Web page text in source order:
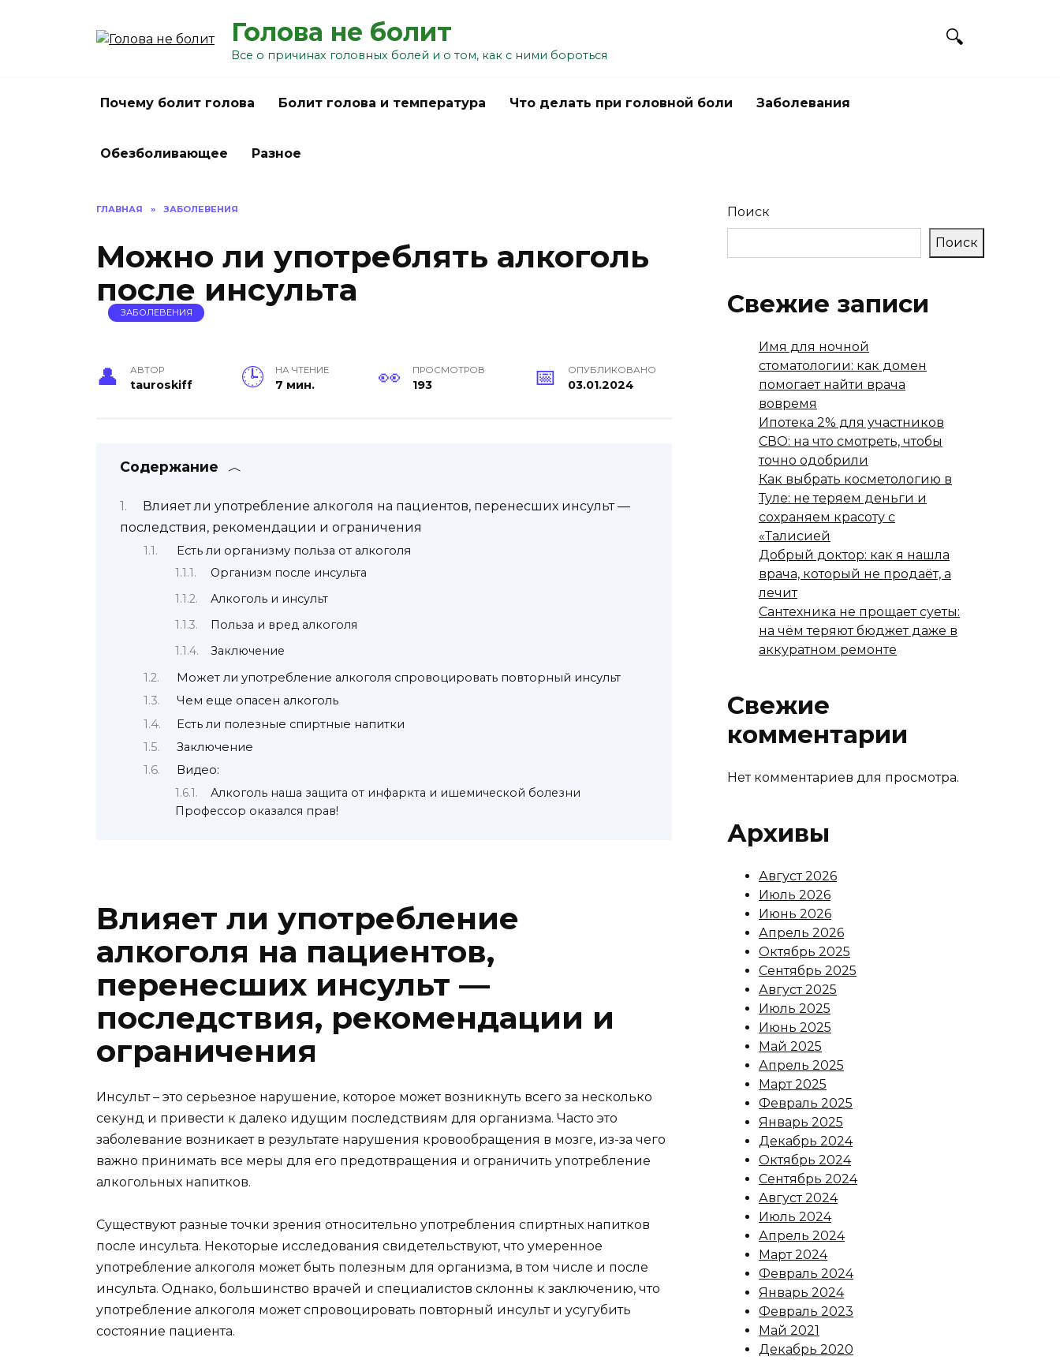
Голова не болит
Все о причинах головных болей и о том, как с ними бороться
Почему болит голова Болит голова и температура Что делать при головной боли Заболевания
Обезболивающее Разное
ГЛАВНАЯ » ЗАБОЛЕВЕНИЯ
Можно ли употреблять алкоголь
после инсульта
ЗАБОЛЕВЕНИЯ
АВТОР
tauroskiff
НА ЧТЕНИЕ
7 мин.
ПРОСМОТРОВ
193
ОПУБЛИКОВАНО
03.01.2024
Содержание
Влияет ли употребление алкоголя на пациентов, перенесших инсульт —
последствия, рекомендации и ограничения
Есть ли организму польза от алкоголя
Организм после инсульта
Алкоголь и инсульт
Польза и вред алкоголя
Заключение
Может ли употребление алкоголя спровоцировать повторный инсульт
Чем еще опасен алкоголь
Есть ли полезные спиртные напитки
Заключение
Видео:
Алкоголь наша защита от инфаркта и ишемической болезни
Профессор оказался прав!
Влияет ли употребление
алкоголя на пациентов,
перенесших инсульт —
последствия, рекомендации и
ограничения
Инсульт – это серьезное нарушение, которое может возникнуть всего за несколько
секунд и привести к далеко идущим последствиям для организма. Часто это
заболевание возникает в результате нарушения кровообращения в мозге, из-за чего
важно принимать все меры для его предотвращения и ограничить употребление
алкогольных напитков.
Существуют разные точки зрения относительно употребления спиртных напитков
после инсульта. Некоторые исследования свидетельствуют, что умеренное
употребление алкоголя может быть полезным для организма, в том числе и после
инсульта. Однако, большинство врачей и специалистов склонны к заключению, что
употребление алкоголя может спровоцировать повторный инсульт и усугубить
состояние пациента.
Поиск
Поиск
Свежие записи
Имя для ночной
стоматологии: как домен
помогает найти врача
вовремя
Ипотека 2% для участников
СВО: на что смотреть, чтобы
точно одобрили
Как выбрать косметологию в
Туле: не теряем деньги и
сохраняем красоту с
«Талисией
Добрый доктор: как я нашла
врача, который не продаёт, а
лечит
Сантехника не прощает суеты:
на чём теряют бюджет даже в
аккуратном ремонте
Свежие
комментарии
Нет комментариев для просмотра.
Архивы
Август 2026
Июль 2026
Июнь 2026
Апрель 2026
Октябрь 2025
Сентябрь 2025
Август 2025
Июль 2025
Июнь 2025
Май 2025
Апрель 2025
Март 2025
Февраль 2025
Январь 2025
Декабрь 2024
Октябрь 2024
Сентябрь 2024
Август 2024
Июль 2024
Апрель 2024
Март 2024
Февраль 2024
Январь 2024
Февраль 2023
Май 2021
Декабрь 2020